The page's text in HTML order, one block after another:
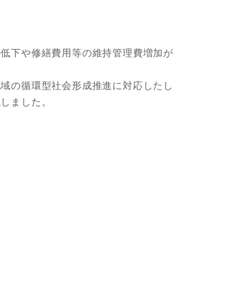
下や修繕費用等の維持管理費増加が
の循環型社会形成推進に対応したし
ました。